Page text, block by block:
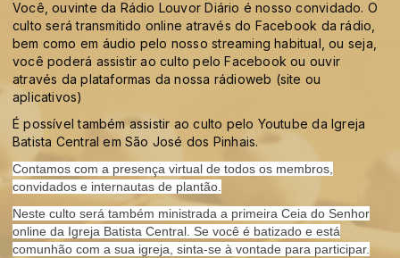
Você, ouvinte da Rádio Louvor Diário é nosso convidado. O
culto será transmitido online através do Facebook da rádio,
bem como em áudio pelo nosso streaming habitual, ou seja,
você poderá assistir ao culto pelo Facebook ou ouvir
através da plataformas da nossa rádioweb (site ou
aplicativos)
É possível também assistir ao culto pelo Youtube da Igreja
Batista Central em São José dos Pinhais.
Contamos com a presença virtual de todos os membros,
convidados e internautas de plantão.
Neste culto será também ministrada a primeira Ceia do Senhor
online da Igreja Batista Central. Se você é batizado e está
comunhão com a sua igreja, sinta-se à vontade para participar.